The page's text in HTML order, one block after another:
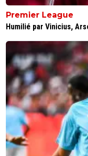
Premier League
Humilié par Vinicius,